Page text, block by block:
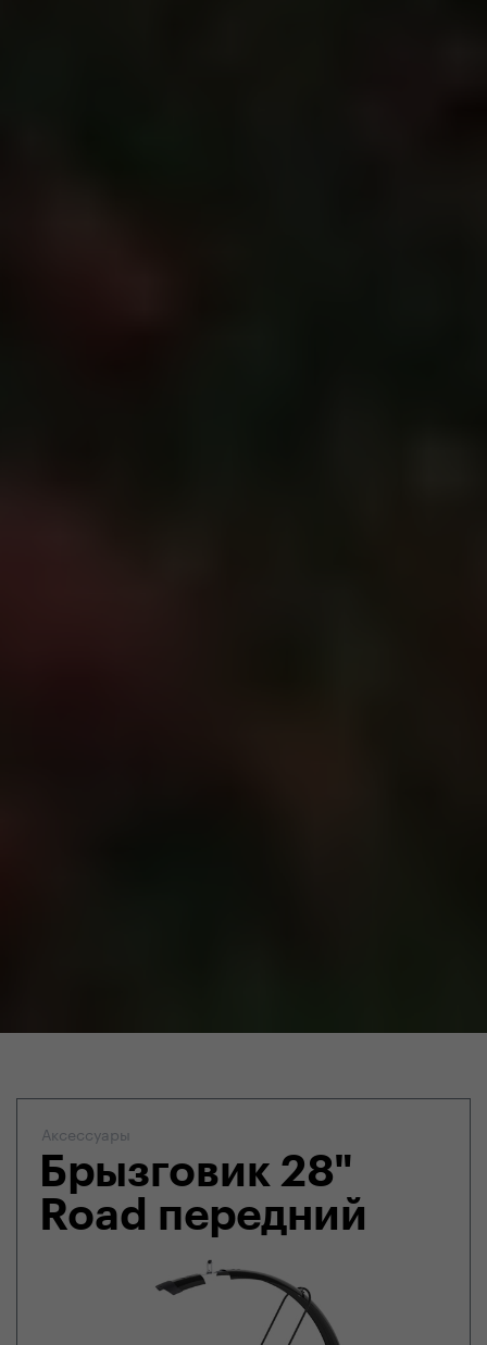
Аксессуары
Брызговик 28"
Road передний